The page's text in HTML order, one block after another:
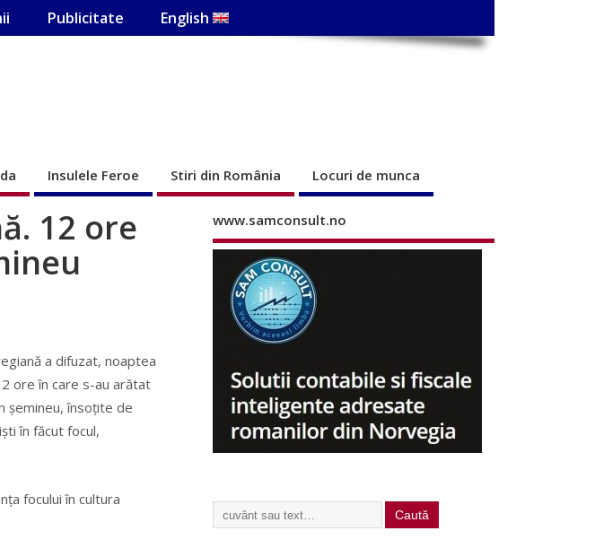
Publicitate English
Insulele Feroe Stiri din România Locuri de munca
12 ore
a difuzat, noaptea
ore în care s-au arătat
şemineu, însoţite de
în făcut focul,
focului în cultura
www.samconsult.no